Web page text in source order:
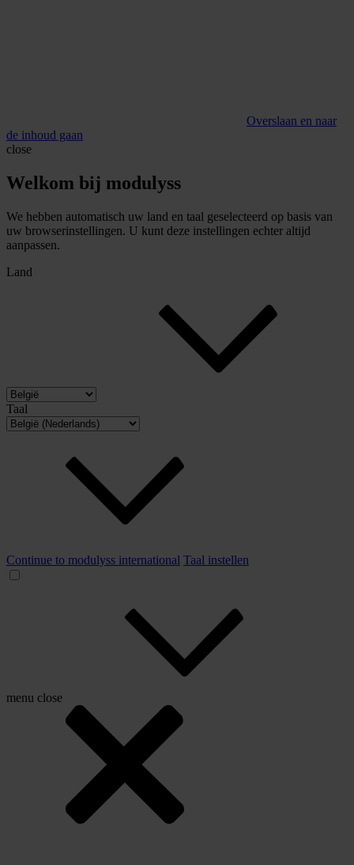
Overslaan en naar
de inhoud gaan
close
Welkom bij modulyss
We hebben automatisch uw land en taal geselecteerd op basis van
uw browserinstellingen. U kunt deze instellingen echter altijd
aanpassen.
Land
Taal
Continue to modulyss international Taal instellen
menu close